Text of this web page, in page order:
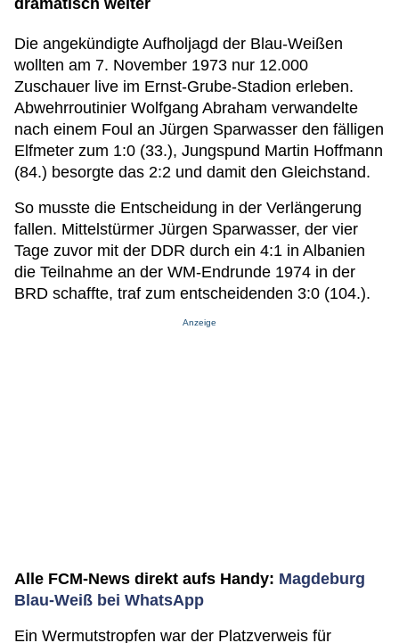
dramatisch weiter
Die angekündigte Aufholjagd der Blau-Weißen
wollten am 7. November 1973 nur 12.000
Zuschauer live im Ernst-Grube-Stadion erleben.
Abwehrroutinier Wolfgang Abraham verwandelte
nach einem Foul an Jürgen Sparwasser den fälligen
Elfmeter zum 1:0 (33.), Jungspund Martin Hoffmann
(84.) besorgte das 2:2 und damit den Gleichstand.
So musste die Entscheidung in der Verlängerung
fallen. Mittelstürmer Jürgen Sparwasser, der vier
Tage zuvor mit der DDR durch ein 4:1 in Albanien
die Teilnahme an der WM-Endrunde 1974 in der
BRD schaffte, traf zum entscheidenden 3:0 (104.).
Anzeige
Alle FCM-News direkt aufs Handy: Magdeburg
Blau-Weiß bei WhatsApp
Ein Wermutstropfen war der Platzverweis für